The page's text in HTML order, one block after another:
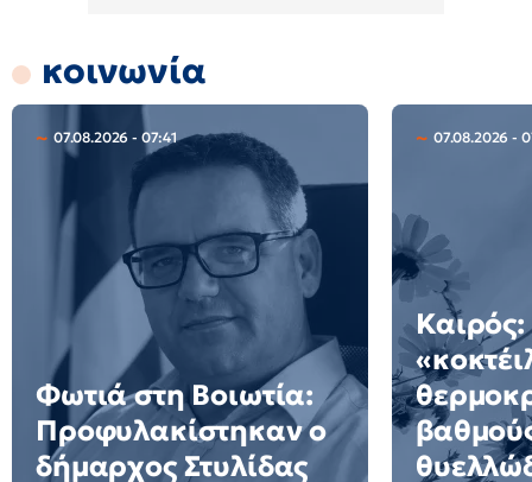
κοινωνία
07.08.2026 - 07:41
Φωτιά στη Βοιωτία:
Προφυλακίστηκαν ο
δήμαρχος Στυλίδας
07.08.2026 -
Καιρός: